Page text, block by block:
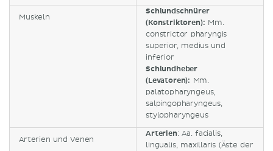
Muskeln
Schlundschnürer
(Konstriktoren): Mm.
constrictor pharyngis
superior, medius und
inferior
Schlundheber
(Levatoren): Mm.
palatopharyngeus,
salpingopharyngeus,
stylopharyngeus
Arterien und Venen
Arterien: Aa. facialis,
lingualis, maxillaris (Äste der